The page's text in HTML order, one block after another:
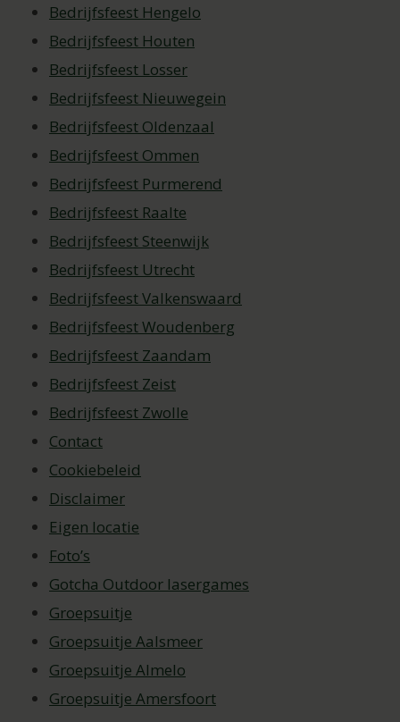
Bedrijfsfeest Hengelo
Bedrijfsfeest Houten
Bedrijfsfeest Losser
Bedrijfsfeest Nieuwegein
Bedrijfsfeest Oldenzaal
Bedrijfsfeest Ommen
Bedrijfsfeest Purmerend
Bedrijfsfeest Raalte
Bedrijfsfeest Steenwijk
Bedrijfsfeest Utrecht
Bedrijfsfeest Valkenswaard
Bedrijfsfeest Woudenberg
Bedrijfsfeest Zaandam
Bedrijfsfeest Zeist
Bedrijfsfeest Zwolle
Contact
Cookiebeleid
Disclaimer
Eigen locatie
Foto’s
Gotcha Outdoor lasergames
Groepsuitje
Groepsuitje Aalsmeer
Groepsuitje Almelo
Groepsuitje Amersfoort